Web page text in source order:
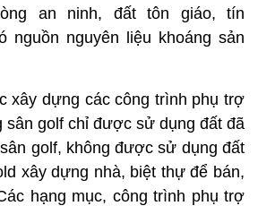
an ninh, đất tôn giáo, tín
nguồn nguyên liệu khoáng sản
xây dựng các công trình phụ trợ
sân golf chỉ được sử dụng đất đã
golf, không được sử dụng đất
xây dựng nhà, biệt thự để bán,
hạng mục, công trình phụ trợ